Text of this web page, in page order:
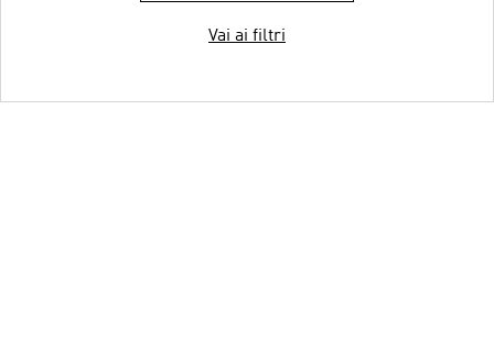
Vai ai filtri